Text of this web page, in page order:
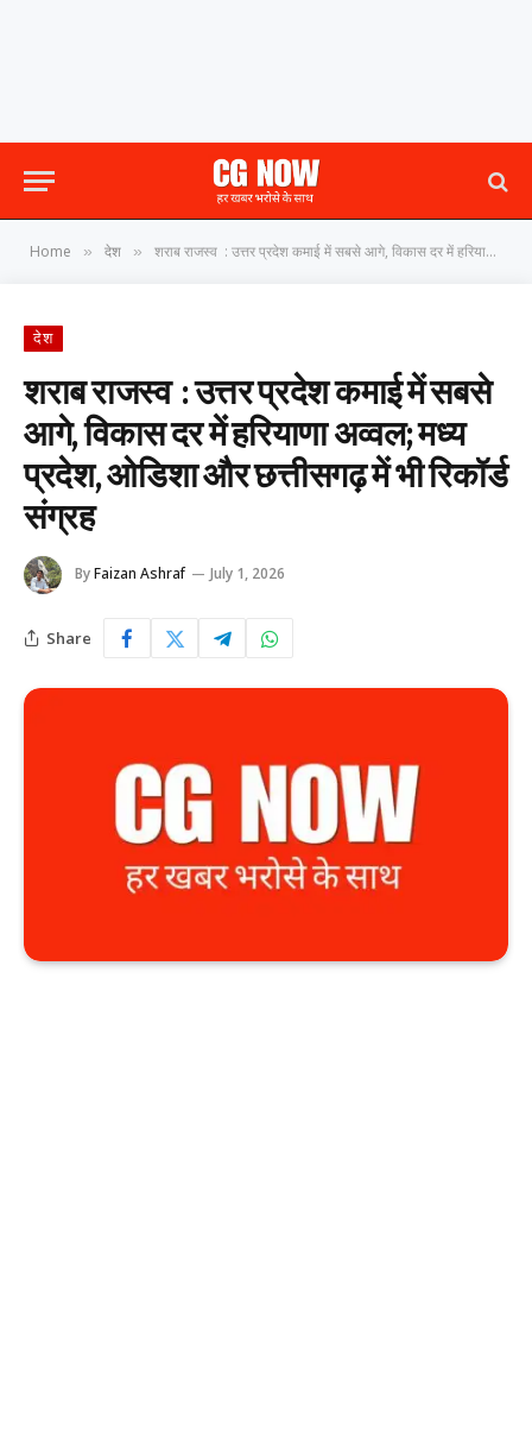
Home » देश » शराब राजस्व : उत्तर प्रदेश कमाई में सबसे आगे, विकास दर में हरियाणा अव्वल; मध्य प्रदेश, ओडिशा और छत्तीसगढ़ में भी रिकॉर्ड संग्रह
देश
शराब राजस्व : उत्तर प्रदेश कमाई में सबसे
आगे, विकास दर में हरियाणा अव्वल; मध्य
प्रदेश, ओडिशा और छत्तीसगढ़ में भी रिकॉर्ड
संग्रह
ByFaizan Ashraf July 1, 2026
Share